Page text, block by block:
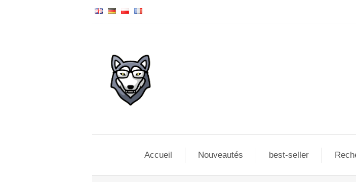
Accueil Nouveautés best-seller